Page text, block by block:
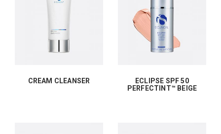
CREAM CLEANSER
ECLIPSE SPF 50
PERFECTINT™ BEIGE